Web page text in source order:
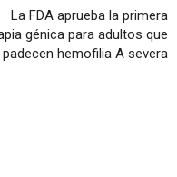
La FDA aprueba la primera
génica para adultos que
padecen hemofilia A severa